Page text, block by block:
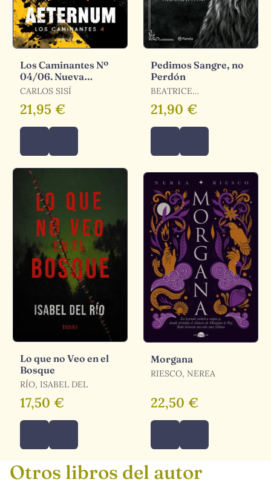
Los Caminantes Nº
04/06. Nueva
Edición
CARLOS SISÍ
21,95 €
Pedimos Sangre, no
Perdón
BEATRICE
21,90 €
Lo que no Veo en el
Bosque
RÍO, ISABEL DEL
17,50 €
Morgana
RIESCO, NEREA
22,50 €
Otros libros del autor